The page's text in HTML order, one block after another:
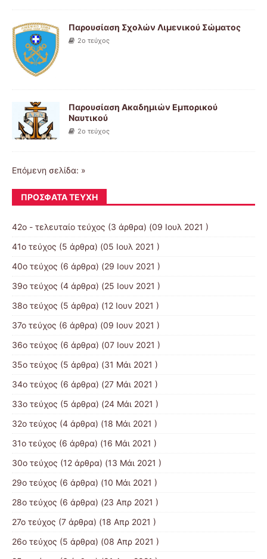
Παρουσίαση Σχολών Λιμενικού Σώματος
2ο τεύχος
Παρουσίαση Ακαδημιών Εμπορικού
Ναυτικού
2ο τεύχος
Επόμενη σελίδα: »
ΠΡΌΣΦΑΤΑ ΤΕΎΧΗ
42ο - τελευταίο τεύχος (3 άρθρα) (09 Ιουλ 2021 )
41ο τεύχος (5 άρθρα) (05 Ιουλ 2021 )
40ο τεύχος (6 άρθρα) (29 Ιουν 2021 )
39ο τεύχος (4 άρθρα) (25 Ιουν 2021 )
38ο τεύχος (5 άρθρα) (12 Ιουν 2021 )
37ο τεύχος (6 άρθρα) (09 Ιουν 2021 )
36ο τεύχος (6 άρθρα) (07 Ιουν 2021 )
35ο τεύχος (5 άρθρα) (31 Μάι 2021 )
34ο τεύχος (6 άρθρα) (27 Μάι 2021 )
33ο τεύχος (5 άρθρα) (24 Μάι 2021 )
32ο τεύχος (4 άρθρα) (18 Μάι 2021 )
31ο τεύχος (6 άρθρα) (16 Μάι 2021 )
30ο τεύχος (12 άρθρα) (13 Μάι 2021 )
29ο τεύχος (6 άρθρα) (10 Μάι 2021 )
28ο τεύχος (6 άρθρα) (23 Απρ 2021 )
27ο τεύχος (7 άρθρα) (18 Απρ 2021 )
26ο τεύχος (5 άρθρα) (08 Απρ 2021 )